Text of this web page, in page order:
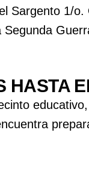
Sargento 1/
HASTA